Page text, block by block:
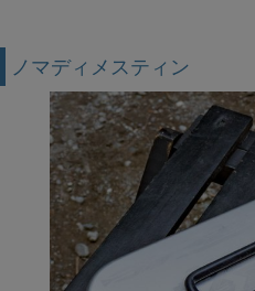
ノマディメスティン